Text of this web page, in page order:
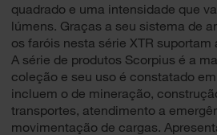
quadrado e uma intensidade que
lúmens. Graças a seu sistema de
os faróis nesta série XTR suportam
A série de produtos Scorpius é a
coleção e seu uso é constatado
incluem o de mineração,
transportes, atendimento a
movimentação de cargas.